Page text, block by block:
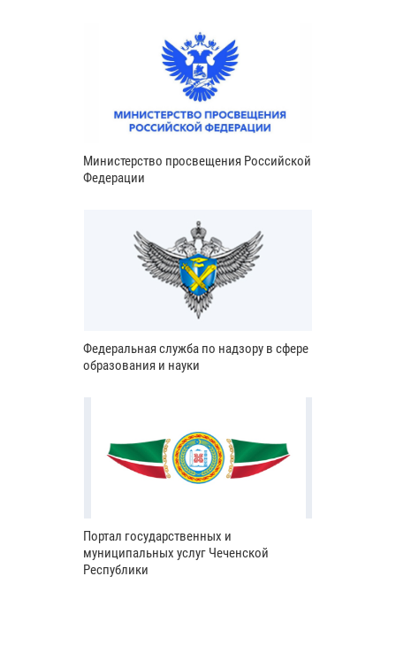
Министерство просвещения Российской
Федерации
Федеральная служба по надзору в сфере
образования и науки
Портал государственных и
муниципальных услуг Чеченской
Республики